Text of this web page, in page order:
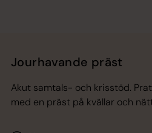
Jourhavande präst
Akut samtals- och krisstöd.
med en präst på kvällar och